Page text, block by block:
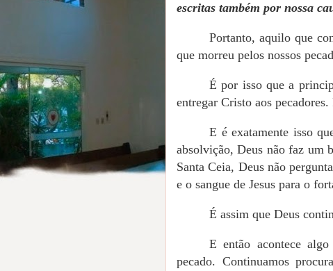
escritas também por nossa
Portanto, aquilo que
que morreu pelos nossos
É por isso que a
entregar Cristo aos
E é exatamente isso
absolvição, Deus não faz um
Santa Ceia, Deus não
e o sangue de Jesus para o
É assim que Deus
E então acontece
pecado. Continuamos